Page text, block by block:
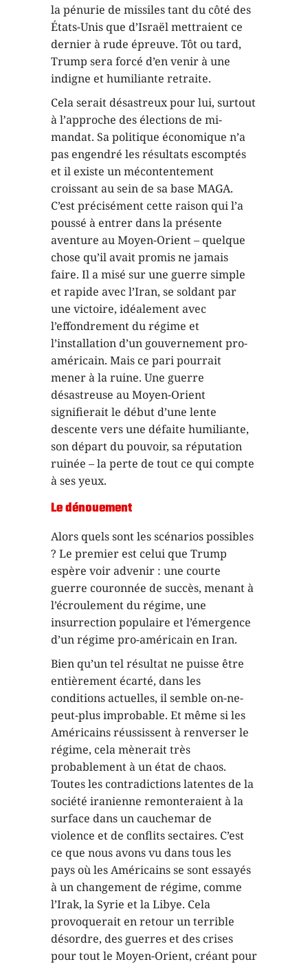
la pénurie de missiles tant du côté des
États-Unis que d’Israël mettraient ce
dernier à rude épreuve. Tôt ou tard,
Trump sera forcé d’en venir à une
indigne et humiliante retraite.
Cela serait désastreux pour lui, surtout
à l’approche des élections de mi-
mandat. Sa politique économique n’a
pas engendré les résultats escomptés
et il existe un mécontentement
croissant au sein de sa base MAGA.
C’est précisément cette raison qui l’a
poussé à entrer dans la présente
aventure au Moyen-Orient – quelque
chose qu’il avait promis ne jamais
faire. Il a misé sur une guerre simple
et rapide avec l’Iran, se soldant par
une victoire, idéalement avec
l’effondrement du régime et
l’installation d’un gouvernement pro-
américain. Mais ce pari pourrait
mener à la ruine. Une guerre
désastreuse au Moyen-Orient
signifierait le début d’une lente
descente vers une défaite humiliante,
son départ du pouvoir, sa réputation
ruinée – la perte de tout ce qui compte
à ses yeux.
Le dénouement
Alors quels sont les scénarios possibles
? Le premier est celui que Trump
espère voir advenir : une courte
guerre couronnée de succès, menant à
l’écroulement du régime, une
insurrection populaire et l’émergence
d’un régime pro-américain en Iran.
Bien qu’un tel résultat ne puisse être
entièrement écarté, dans les
conditions actuelles, il semble on-ne-
peut-plus improbable. Et même si les
Américains réussissent à renverser le
régime, cela mènerait très
probablement à un état de chaos.
Toutes les contradictions latentes de la
société iranienne remonteraient à la
surface dans un cauchemar de
violence et de conflits sectaires. C’est
ce que nous avons vu dans tous les
pays où les Américains se sont essayés
à un changement de régime, comme
l’Irak, la Syrie et la Libye. Cela
provoquerait en retour un terrible
désordre, des guerres et des crises
pour tout le Moyen-Orient, créant pour